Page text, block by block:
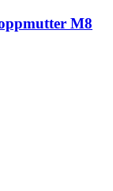
M8